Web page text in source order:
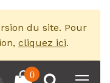
du site. Pour
cliquez ici.
0